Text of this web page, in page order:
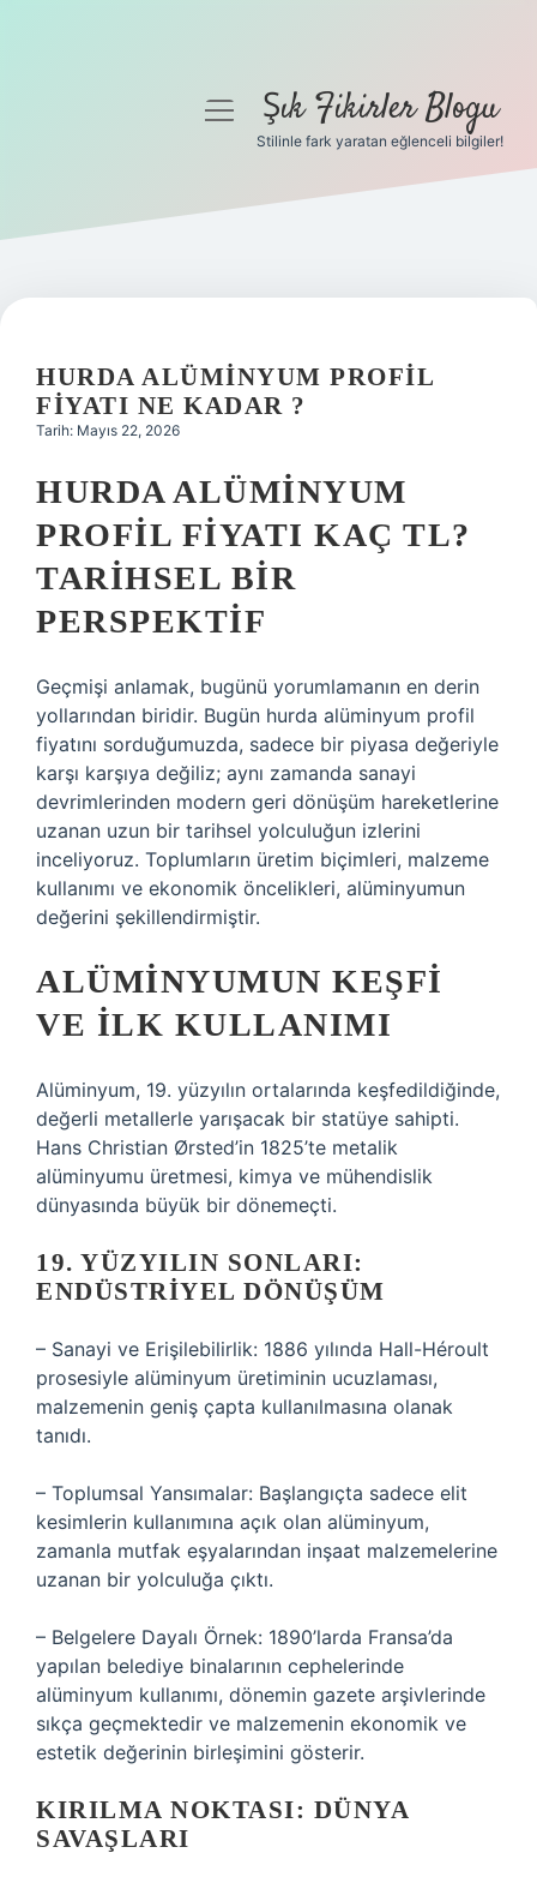
Gizlilik Politikası
Yasal Uyarı
menüyüŞık Fikirler Blogu
Stilinle fark yaratan eğlenceli bilgiler!
HURDA ALÜMINYUM PROFIL
FIYATI NE KADAR ?
Tarih: Mayıs 22, 2026
HURDA ALÜMINYUM
PROFIL FIYATI KAÇ TL?
TARIHSEL BIR
PERSPEKTIF
Geçmişi anlamak, bugünü yorumlamanın en derin
yollarından biridir. Bugün hurda alüminyum profil
fiyatını sorduğumuzda, sadece bir piyasa değeriyle
karşı karşıya değiliz; aynı zamanda sanayi
devrimlerinden modern geri dönüşüm hareketlerine
uzanan uzun bir tarihsel yolculuğun izlerini
inceliyoruz. Toplumların üretim biçimleri, malzeme
kullanımı ve ekonomik öncelikleri, alüminyumun
değerini şekillendirmiştir.
ALÜMINYUMUN KEŞFI
VE İLK KULLANIMI
Alüminyum, 19. yüzyılın ortalarında keşfedildiğinde,
değerli metallerle yarışacak bir statüye sahipti.
Hans Christian Ørsted’in 1825’te metalik
alüminyumu üretmesi, kimya ve mühendislik
dünyasında büyük bir dönemeçti.
19. YÜZYILIN SONLARI:
ENDÜSTRIYEL DÖNÜŞÜM
– Sanayi ve Erişilebilirlik: 1886 yılında Hall-Héroult
prosesiyle alüminyum üretiminin ucuzlaması,
malzemenin geniş çapta kullanılmasına olanak
tanıdı.
– Toplumsal Yansımalar: Başlangıçta sadece elit
kesimlerin kullanımına açık olan alüminyum,
zamanla mutfak eşyalarından inşaat malzemelerine
uzanan bir yolculuğa çıktı.
– Belgelere Dayalı Örnek: 1890’larda Fransa’da
yapılan belediye binalarının cephelerinde
alüminyum kullanımı, dönemin gazete arşivlerinde
sıkça geçmektedir ve malzemenin ekonomik ve
estetik değerinin birleşimini gösterir.
KIRILMA NOKTASI: DÜNYA
SAVAŞLARI